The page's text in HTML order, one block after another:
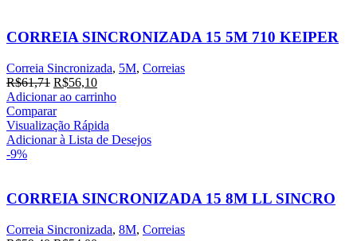
CORREIA SINCRONIZADA 15 5M 710 KEIPER
Correia Sincronizada, 5M, Correias
R$61,71 O
preço
original
era:
R$61,71.
R$56,10O
preço
é:
R$56,10.
Adicionar ao carrinho
Comparar
Visualização Rápida
Adicionar à Lista de Desejos
-9%
CORREIA SINCRONIZADA 15 8M LL SINCRO
Correia Sincronizada, 8M, Correias